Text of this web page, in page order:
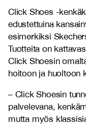
Click Shoes -
edustettuina
esimerkiksi
Tuotteita on
Click Shoesin
hoitoon ja huoltoon
– Click Shoesin
palvelevana,
mutta myös